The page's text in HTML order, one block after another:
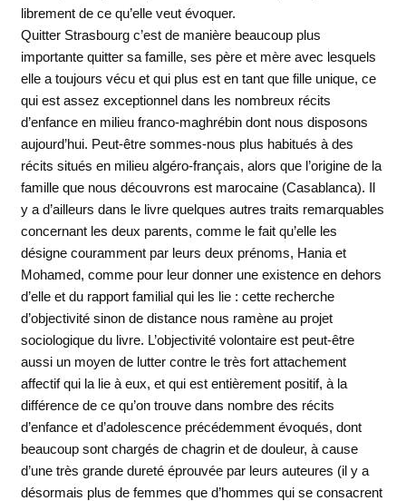
librement de ce qu’elle veut évoquer.
Quitter Strasbourg c’est de manière beaucoup plus
importante quitter sa famille, ses père et mère avec lesquels
elle a toujours vécu et qui plus est en tant que fille unique, ce
qui est assez exceptionnel dans les nombreux récits
d’enfance en milieu franco-maghrébin dont nous disposons
aujourd’hui. Peut-être sommes-nous plus habitués à des
récits situés en milieu algéro-français, alors que l’origine de la
famille que nous découvrons est marocaine (Casablanca). Il
y a d’ailleurs dans le livre quelques autres traits remarquables
concernant les deux parents, comme le fait qu’elle les
désigne couramment par leurs deux prénoms, Hania et
Mohamed, comme pour leur donner une existence en dehors
d’elle et du rapport familial qui les lie : cette recherche
d’objectivité sinon de distance nous ramène au projet
sociologique du livre. L’objectivité volontaire est peut-être
aussi un moyen de lutter contre le très fort attachement
affectif qui la lie à eux, et qui est entièrement positif, à la
différence de ce qu’on trouve dans nombre des récits
d’enfance et d’adolescence précédemment évoqués, dont
beaucoup sont chargés de chagrin et de douleur, à cause
d’une très grande dureté éprouvée par leurs auteures (il y a
désormais plus de femmes que d’hommes qui se consacrent